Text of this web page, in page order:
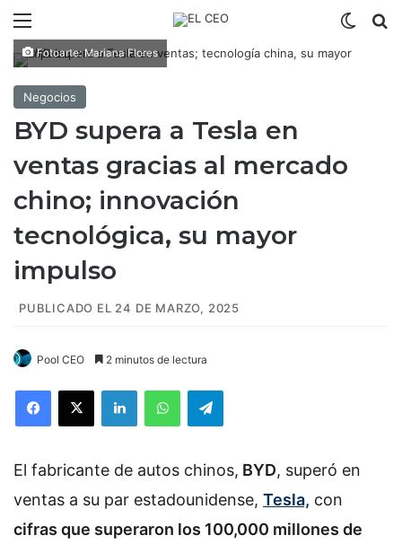
Fotoarte: Mariana Flores
Negocios
BYD supera a Tesla en
ventas gracias al mercado
chino; innovación
tecnológica, su mayor
impulso
PUBLICADO EL 24 DE MARZO, 2025
Pool CEO 2 minutos de lectura
El fabricante de autos chinos, BYD, superó en
ventas a su par estadounidense, Tesla, con
cifras que superaron los 100,000 millones de